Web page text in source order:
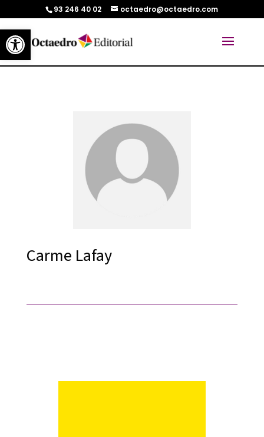
Abrir barra de herramientas
93 246 40 02 octaedro@octaedro.com
Carme Lafay